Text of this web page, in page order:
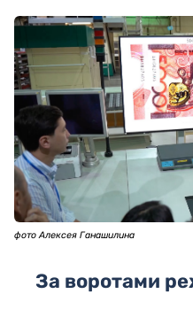
фото Алексея Ганашилина
За воротами